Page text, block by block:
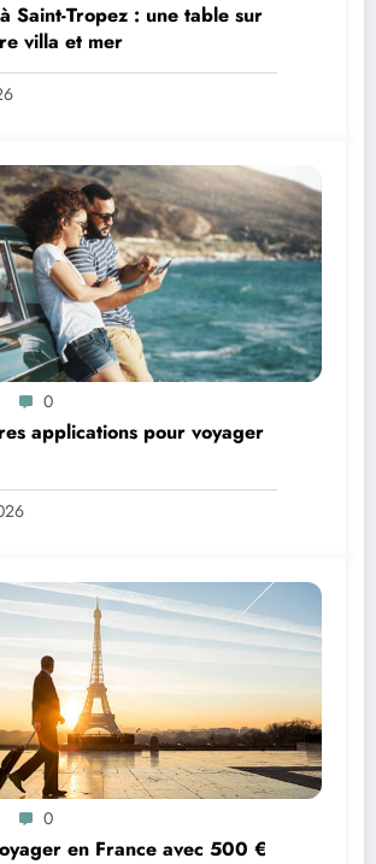
Saint-Tropez : une table sur
villa et mer
0
applications pour voyager
0
en France avec 500 €